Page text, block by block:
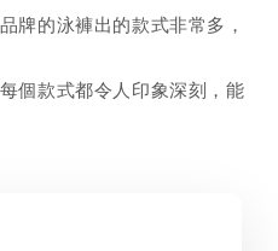
牌的泳褲出的款式非常多，
個款式都令人印象深刻，能